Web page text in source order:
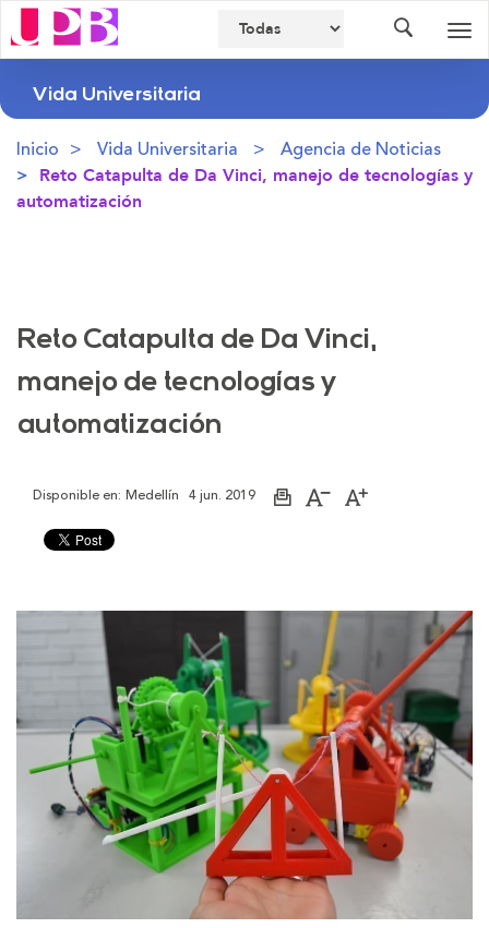
Vida Universitaria
Inicio Vida Universitaria Agencia de Noticias
Reto Catapulta de Da Vinci, manejo de tecnologías y
automatización
Reto Catapulta de Da Vinci,
manejo de tecnologías y
automatización
Disponible en: Medellín 4 jun. 2019
ImprimirAumentarDisminuir